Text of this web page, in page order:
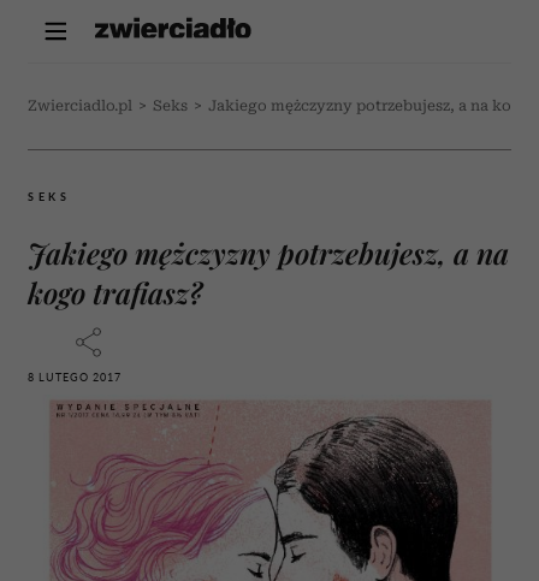
Zwierciadlo.pl > Seks > Jakiego mężczyzny potrzebujesz, a na kogo
SEKS
Jakiego mężczyzny potrzebujesz, a na
kogo trafiasz?
8 LUTEGO 2017